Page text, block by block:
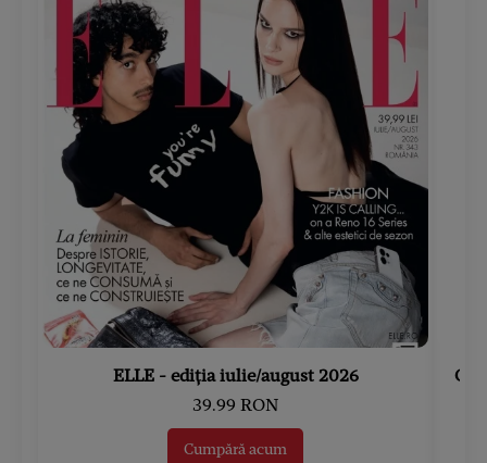
ELLE - ediția iulie/august 2026
39.99 RON
Cumpără acum